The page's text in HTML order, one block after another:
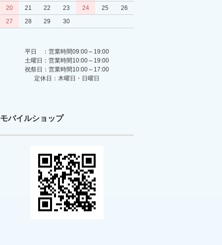
20
21 22 23 24 25
26
27
28 29 30
平日 ：営業時間09:00～19:00
土曜日：営業時間10:00～19:00
祝祭日：営業時間10:00～17:00
定休日：木曜日・日曜日
モバイルショップ